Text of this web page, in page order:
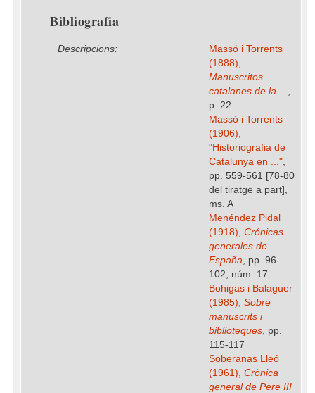
Bibliografia
Descripcions:
Massó i Torrents
(1888),
Manuscritos
catalanes de la ... ,
p. 22
Massó i Torrents
(1906),
"Historiografia de
Catalunya en ...",
pp. 559-561 [78-80
del tiratge a part],
ms. A
Menéndez Pidal
(1918), Crónicas
generales de
España, pp. 96-
102, núm. 17
Bohigas i Balaguer
(1985), Sobre
manuscrits i
biblioteques, pp.
115-117
Soberanas Lleó
(1961), Crònica
general de Pere III